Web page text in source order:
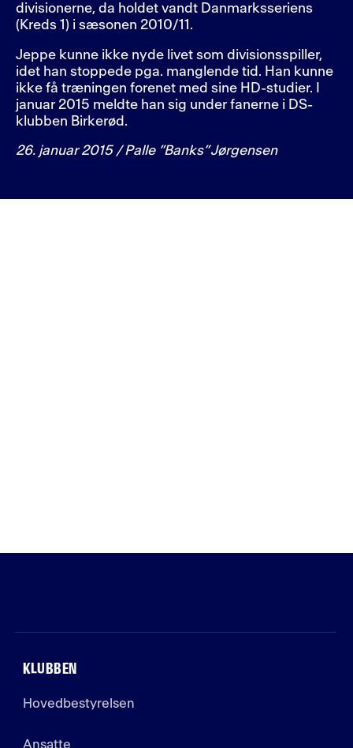
divisionerne, da holdet vandt Danmarksseriens
(Kreds 1) i sæsonen 2010/11.
Jeppe kunne ikke nyde livet som divisionsspiller,
idet han stoppede pga. manglende tid. Han kunne
ikke få træningen forenet med sine HD-studier. I
januar 2015 meldte han sig under fanerne i DS-
klubben Birkerød.
26. januar 2015 / Palle ”Banks” Jørgensen
KLUBBEN
Hovedbestyrelsen
Ansatte